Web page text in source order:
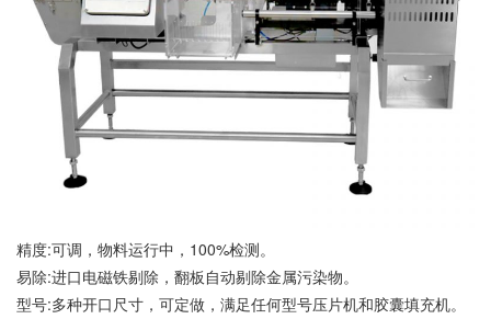
精度:可调，物料运行中，100%检测。
易除:进口电磁铁剔除，翻板自动剔除金属污染物。
型号:多种开口尺寸，可定做，满足任何型号压片机和胶囊填充机。